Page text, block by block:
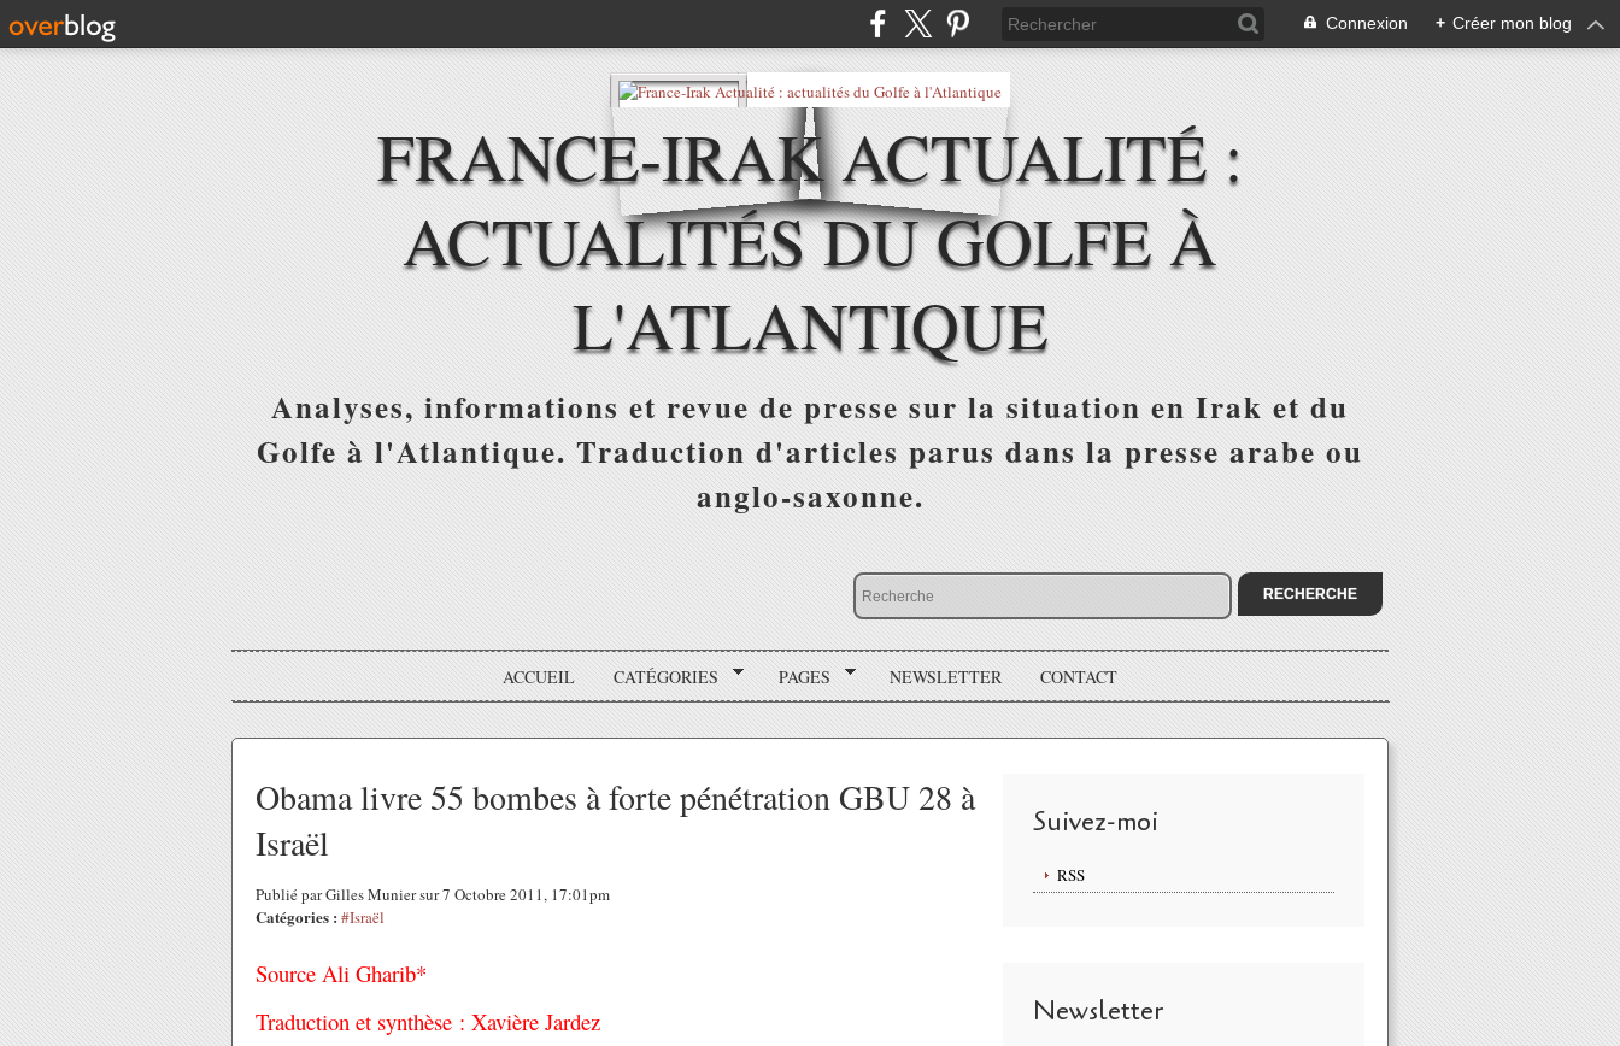
Connexion + Créer mon blog
FRANCE-IRAK ACTUALITÉ :
ACTUALITÉS DU GOLFE À
L'ATLANTIQUE
Analyses, informations et revue de presse sur la situation en Irak et du
Golfe à l'Atlantique. Traduction d'articles parus dans la presse arabe ou
anglo-saxonne.
ACCUEIL CATÉGORIES PAGES NEWSLETTER CONTACT
Obama livre 55 bombes à forte pénétration GBU 28 à
Israël
Publié par Gilles Munier sur 7 Octobre 2011, 17:01pm
Catégories : #Israël
Source Ali Gharib*
Traduction et synthèse : Xavière Jardez
Suivez-moi
RSS
Newsletter